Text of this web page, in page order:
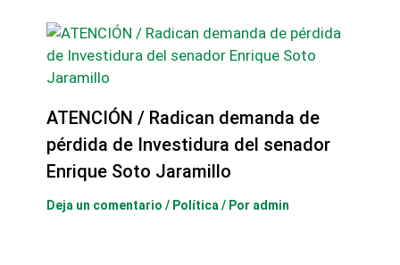
ATENCIÓN / Radican demanda de
pérdida de Investidura del senador
Enrique Soto Jaramillo
Deja un comentario / Política / Por admin